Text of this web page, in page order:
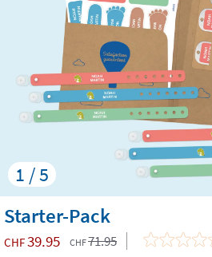
1 / 5
Starter-Pack
CHF39.95 CHF71.95